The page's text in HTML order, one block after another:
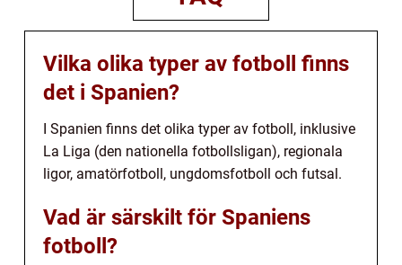
Vilka olika typer av fotboll finns
det i Spanien?
I Spanien finns det olika typer av fotboll, inklusive
La Liga (den nationella fotbollsligan), regionala
ligor, amatörfotboll, ungdomsfotboll och futsal.
Vad är särskilt för Spaniens
fotboll?